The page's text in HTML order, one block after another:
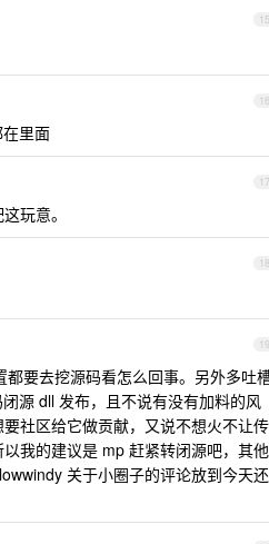
15
16
里面
17
玩意。
18
19
要去挖源码看怎么回事。另外多吐
源 dll 发布，且不说有没有加料的风
社区给它做贡献，又说不想火不让传
我的建议是 mp 赶紧转闭源吧，其他
关于小圈子的评论放到今天还